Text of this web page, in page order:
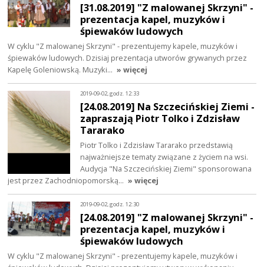
[31.08.2019] "Z malowanej Skrzyni" -
prezentacja kapel, muzyków i
śpiewaków ludowych
W cyklu "Z malowanej Skrzyni" - prezentujemy kapele, muzyków i
śpiewaków ludowych. Dzisiaj prezentacja utworów grywanych przez
Kapelę Goleniowską. Muzyki… » więcej
2019-09-02, godz. 12:33
[24.08.2019] Na Szczecińskiej Ziemi -
zapraszają Piotr Tolko i Zdzisław
Tararako
Piotr Tolko i Zdzisław Tararako przedstawią
najważniejsze tematy związane z życiem na wsi.
Audycja "Na Szczecińskiej Ziemi" sponsorowana
jest przez Zachodniopomorską… » więcej
2019-09-02, godz. 12:30
[24.08.2019] "Z malowanej Skrzyni" -
prezentacja kapel, muzyków i
śpiewaków ludowych
W cyklu "Z malowanej Skrzyni" - prezentujemy kapele, muzyków i